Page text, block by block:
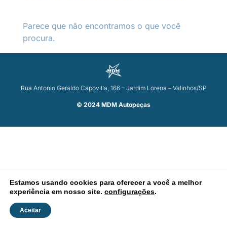
Parece que não encontramos o que você
procura.
Rua Antonio Geraldo Capovilla, 166 – Jardim Lorena – Valinhos/SP
© 2024 MDM Autopeças
Estamos usando cookies para oferecer a você a melhor
experiência em nosso site. configurações.
Aceitar